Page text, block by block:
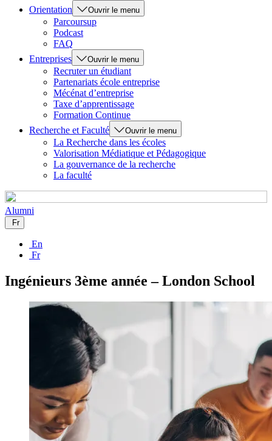
Orientation
Ouvrir le menu
Parcoursup
Podcast
FAQ
Entreprises
Ouvrir le menu
Recruter un étudiant
Partenariats école entreprise
Mécénat d’entreprise
Taxe d’apprentissage
Formation Continue
Recherche et Faculté
Ouvrir le menu
La Recherche dans les écoles
Valorisation Médiatique et Pédagogique
La gouvernance de la recherche
La faculté
Alumni
Fr
En
Fr
Ingénieurs 3ème année – London School